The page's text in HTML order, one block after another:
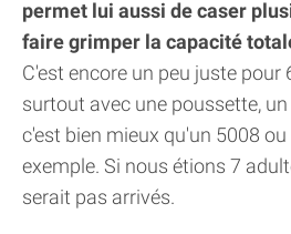
permet lui aussi de caser
faire grimper la capacité
C'est encore un peu juste pour
surtout avec une poussette,
c'est bien mieux qu'un 5008 ou
exemple. Si nous étions 7
serait pas arrivés.